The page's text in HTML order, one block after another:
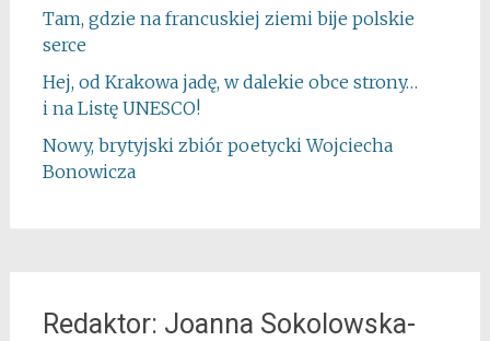
Tam, gdzie na francuskiej ziemi bije polskie
serce
Hej, od Krakowa jadę, w dalekie obce strony…
i na Listę UNESCO!
Nowy, brytyjski zbiór poetycki Wojciecha
Bonowicza
Redaktor: Joanna Sokolowska-